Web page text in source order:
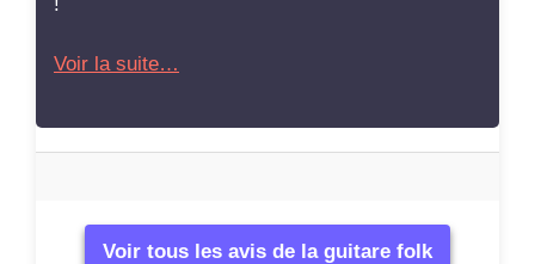
Voir la suite…
Voir tous les avis de la guitare folk